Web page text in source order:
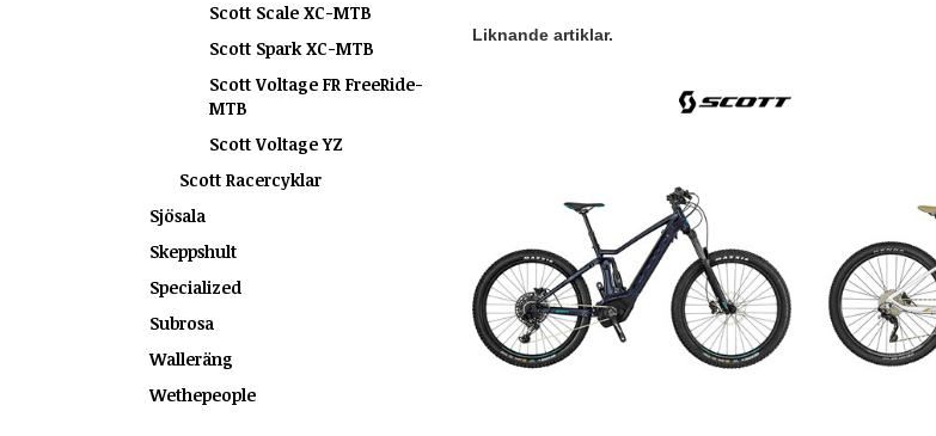
Scott Scale XC-MTB
Scott Spark XC-MTB
Scott Voltage FR FreeRide-
MTB
Scott Voltage YZ
Scott Racercyklar
Sjösala
Skeppshult
Specialized
Subrosa
Walleräng
Wethepeople
Liknande artiklar.